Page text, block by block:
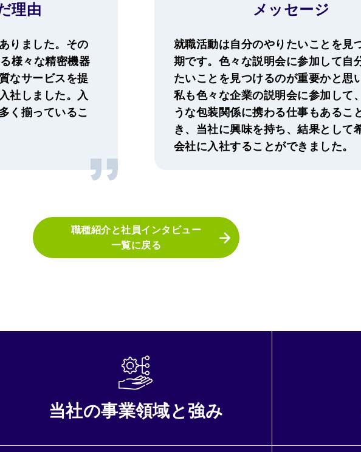
理由
りました。その
様々な精密機器
なサービスを提
社しました。入
く揃っているこ
メッセージ
就職活動は自分のやりたいことを見
期です。色々な説明会に参加して自
たいことを見つけるのが重要かと思
私も色々な企業の説明会に参加して
うな包装関係に携わる仕事もあるこ
き、当社に興味を持ち、結果として
会社に入社することができました。
職種紹介と社員インタビュー
一覧に戻る
当社の事業領域と強み